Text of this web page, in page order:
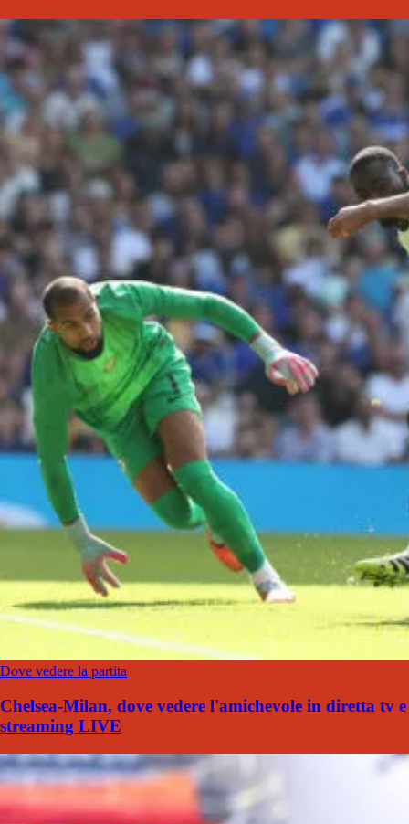
Dove vedere la partita
Chelsea-Milan, dove vedere l'amichevole in diretta tv e
streaming LIVE